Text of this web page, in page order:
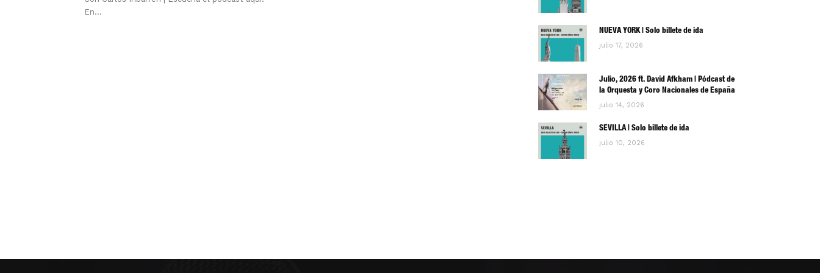
En...
NUEVA YORK | Solo billete de ida
julio 17, 2026
Julio, 2026 ft. David Afkham | Pódcast de
la Orquesta y Coro Nacionales de España
julio 14, 2026
SEVILLA | Solo billete de ida
julio 10, 2026